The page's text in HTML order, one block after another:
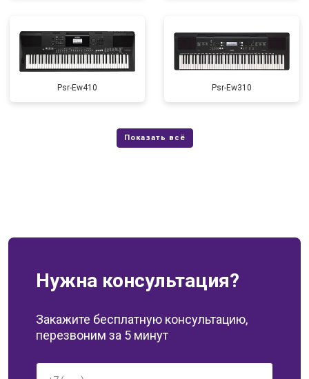
Psr-Ew410 Psr-Ew310
Нужна консультация?
Закажите бесплатную консультацию,
перезвоним за 5 минут